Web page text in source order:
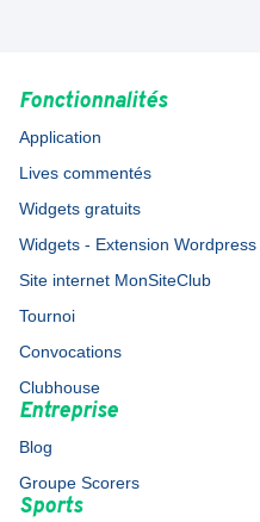
Fonctionnalités
Application
Lives commentés
Widgets gratuits
Widgets - Extension Wordpress
Site internet MonSiteClub
Tournoi
Convocations
Clubhouse
Entreprise
Blog
Groupe Scorers
Sports